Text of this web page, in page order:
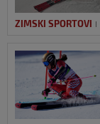
ZIMSKI SPORTOVI